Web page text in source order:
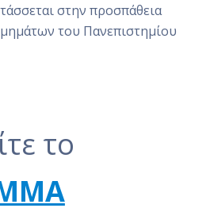
στην προσπάθεια
του Πανεπιστημίου
το